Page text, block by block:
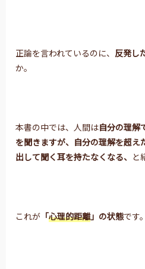
正論を言われているのに、 反発し
か。
本書の中では、人間は自分の理解
を聞きますが、 自分の理解を超え
出して聞く耳を持たなくなる、 と
これが 「心理的距離」の状態です。